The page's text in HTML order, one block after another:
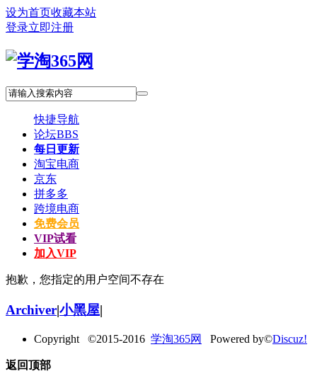
设为首页收藏本站
登录立即注册
快捷导航
论坛BBS
每日更新
淘宝电商
京东
拼多多
跨境电商
免费会员
VIP试看
加入VIP
抱歉，您指定的用户空间不存在
Archiver|小黑屋|
Copyright ©2015-2016 学淘365网 Powered by©Discuz!
返回顶部